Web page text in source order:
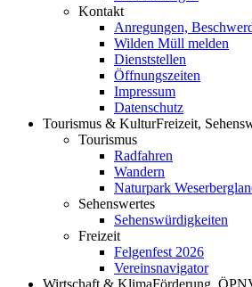
Kontakt
Anregungen,
Wilden Müll melden
Dienststellen
Öffnungszeiten
Impressum
Datenschutz
Tourismus & KulturFreizeit,
Tourismus
Radfahren
Wandern
Naturpark
Sehenswertes
Sehenswürdigkeiten
Freizeit
Felgenfest 2026
Vereinsnavigator